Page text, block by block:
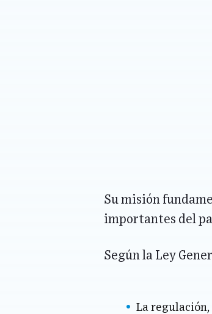
Su misión
importantes del
Según la Ley
La